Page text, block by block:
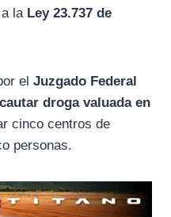
la Ley 23.737 de
el Juzgado Federal
droga valuada en
cinco centros de
personas.